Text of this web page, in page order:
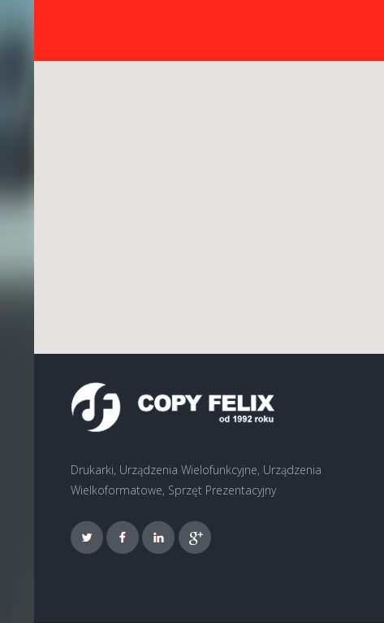
Drukarki, Urządzenia Wielofunkcyjne, Urządzenia
Wielkoformatowe, Sprzęt Prezentacyjny